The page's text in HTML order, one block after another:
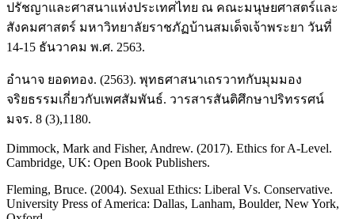
ปรัชญาและศาสนาแห่งประเทศไทย ณ คณะมนุษยศาสตร์และ
สังคมศาสตร์ มหาวิทยาลัยราชภัฏบ้านสมเด็จเจ้าพระยา วันที่
14-15 ธันวาคม พ.ศ. 2563.
อำนาจ ยอดทอง. (2563). พุทธศาสนาเถรวาทกับมุมมอง
จริยธรรมเกี่ยวกับเพศสัมพันธ์. วารสารสันติศึกษาปริทรรศน์
มจร. 8 (3),1180.
Dimmock, Mark and Fisher, Andrew. (2017). Ethics for A-Level.
Cambridge, UK: Open Book Publishers.
Fleming, Bruce. (2004). Sexual Ethics: Liberal Vs. Conservative.
University Press of America: Dallas, Lanham, Boulder, New York,